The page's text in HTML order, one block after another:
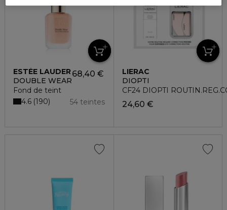
ESTÉE LAUDER
DOUBLE WEAR
Fond de teint
68,40 €
54 teintes
4.6 190
LIERAC
DIOPTI
CF24 DIOPTI
24,60 €